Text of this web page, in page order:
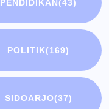
PENDIDIKAN(43)
POLITIK(169)
SIDOARJO(37)